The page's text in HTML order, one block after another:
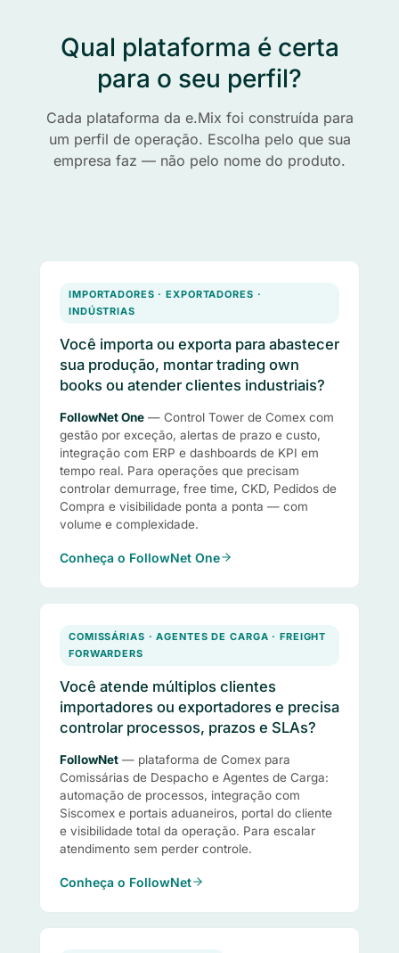
Qual plataforma é certa
para o seu perfil?
Cada plataforma da e.Mix foi construída para
um perfil de operação. Escolha pelo que sua
empresa faz — não pelo nome do produto.
IMPORTADORES · EXPORTADORES ·
INDÚSTRIAS
Você importa ou exporta para abastecer
sua produção, montar trading own
books ou atender clientes industriais?
FollowNet One — Control Tower de Comex com
gestão por exceção, alertas de prazo e custo,
integração com ERP e dashboards de KPI em
tempo real. Para operações que precisam
controlar demurrage, free time, CKD, Pedidos de
Compra e visibilidade ponta a ponta — com
volume e complexidade.
Conheça o FollowNet One
COMISSÁRIAS · AGENTES DE CARGA · FREIGHT
FORWARDERS
Você atende múltiplos clientes
importadores ou exportadores e precisa
controlar processos, prazos e SLAs?
FollowNet — plataforma de Comex para
Comissárias de Despacho e Agentes de Carga:
automação de processos, integração com
Siscomex e portais aduaneiros, portal do cliente
e visibilidade total da operação. Para escalar
atendimento sem perder controle.
Conheça o FollowNet